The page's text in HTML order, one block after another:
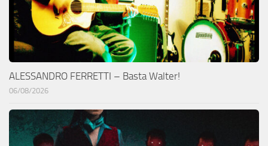
ALESSANDRO FERRETTI – Basta Walter!
06/08/2026